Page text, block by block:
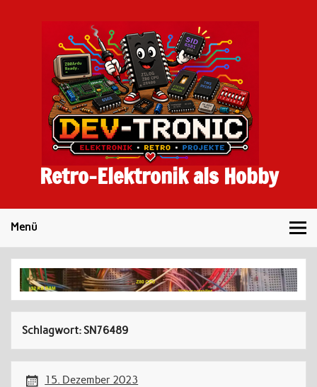
Retro-Elektronik als Hobby
Menü
Schlagwort:SN76489
15. Dezember 2023